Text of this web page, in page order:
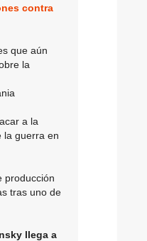
contra
que aún
la
a la
la guerra en
producción
tras uno de
llega a